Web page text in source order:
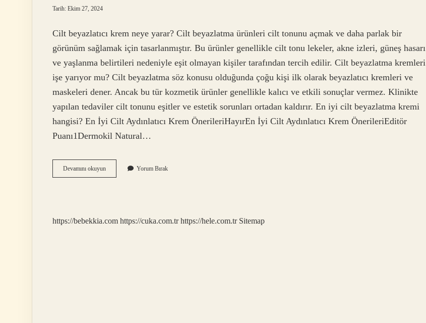
Tarih: Ekim 27, 2024
Cilt beyazlatıcı krem neye yarar? Cilt beyazlatma ürünleri cilt tonunu açmak ve daha parlak bir
görünüm sağlamak için tasarlanmıştır. Bu ürünler genellikle cilt tonu lekeler, akne izleri, güneş hasarı
ve yaşlanma belirtileri nedeniyle eşit olmayan kişiler tarafından tercih edilir. Cilt beyazlatma kremleri
işe yarıyor mu? Cilt beyazlatma söz konusu olduğunda çoğu kişi ilk olarak beyazlatıcı kremleri ve
maskeleri dener. Ancak bu tür kozmetik ürünler genellikle kalıcı ve etkili sonuçlar vermez. Klinikte
yapılan tedaviler cilt tonunu eşitler ve estetik sorunları ortadan kaldırır. En iyi cilt beyazlatma kremi
hangisi? En İyi Cilt Aydınlatıcı Krem ÖnerileriHayırEn İyi Cilt Aydınlatıcı Krem ÖnerileriEditör
Puanı1Dermokil Natural…
Devamını okuyunCilt
Beyazlatma
Yorum Bırak
https://bebekkia.com https://cuka.com.tr https://hele.com.tr Sitemap